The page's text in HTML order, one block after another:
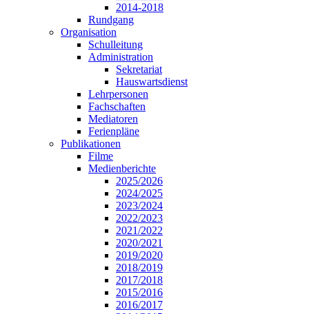
2014-2018
Rundgang
Organisation
Schulleitung
Administration
Sekretariat
Hauswartsdienst
Lehrpersonen
Fachschaften
Mediatoren
Ferienpläne
Publikationen
Filme
Medienberichte
2025/2026
2024/2025
2023/2024
2022/2023
2021/2022
2020/2021
2019/2020
2018/2019
2017/2018
2015/2016
2016/2017